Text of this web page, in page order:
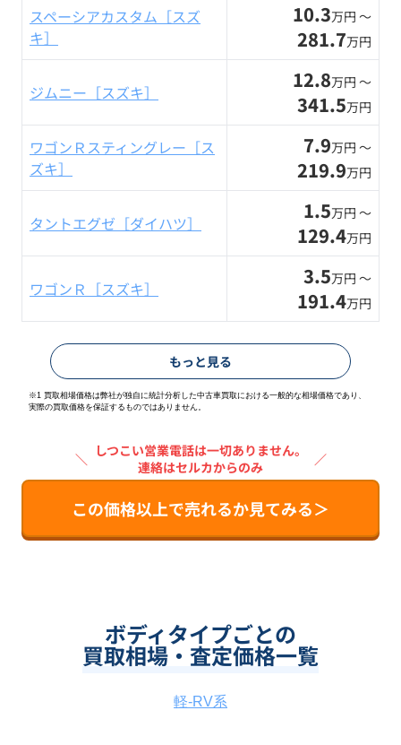
スペーシアカスタム［スズ
キ］
10.3万円 〜
281.7万円
ジムニー［スズキ］ 12.8万円 〜
341.5万円
ワゴンＲスティングレー［ス
ズキ］
7.9万円 〜
219.9万円
タントエグゼ［ダイハツ］ 1.5万円 〜
129.4万円
ワゴンＲ［スズキ］ 3.5万円 〜
191.4万円
もっと見る
※1 買取相場価格は弊社が独自に統計分析した中古車買取における一般的な相場価格であり、
実際の買取価格を保証するものではありません。
＼ しつこい営業電話は一切ありません。
連絡はセルカからのみ
／
この価格以上で売れるか見てみる＞
ボディタイプごとの
買取相場・査定価格一覧
軽-RV系